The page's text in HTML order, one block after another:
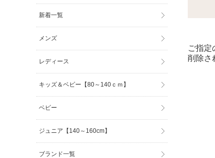
ご指定
削除さ
新着一覧
メンズ
レディース
キッズ＆ベビー【80～140ｃｍ】
ベビー
ジュニア【140～160cm】
ブランド一覧